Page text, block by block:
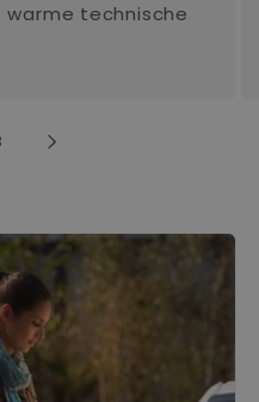
technische